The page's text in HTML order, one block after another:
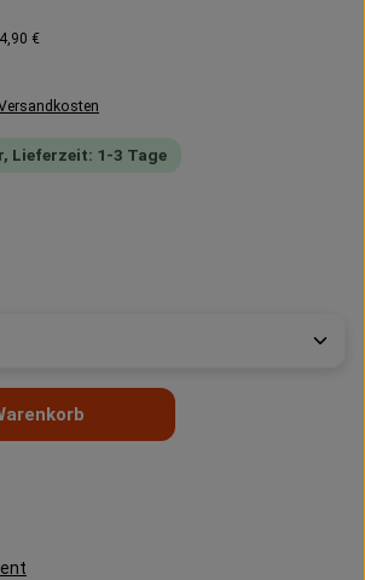
€
Lieferzeit: 1-3 Tage
Gib den gewünschten Wert ein